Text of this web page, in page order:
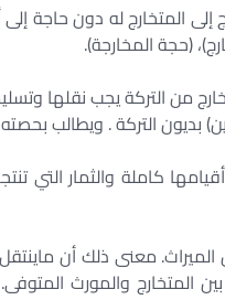
إلى المتخارج له دون حاجة
(حجة المخارجة).
من التركة يجب نقلها
بديون التركة . ويطالب
كاملة والثمار التي
معنى ذلك أن
والمورث المتوفى.